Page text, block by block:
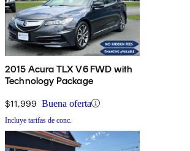
2015 Acura TLX V6 FWD with
Technology Package
$11,999 Buena oferta
Incluye tarifas de conc.